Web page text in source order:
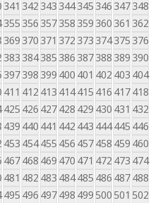
341 342343344345346347348
355356357358359360361 362
369370371 372373374375376
383384385386387388389390
397398399 400 401 402 403 404
411 412 413 414415 416 417418
425 426 427428 429 430 431 432
439 440 441 442 443 444445 446
453 454455 456 457458 459 460
467468 469 470 471 472 473 474
481 482 483 484485 486 487488
495 496 497498 499500501 502